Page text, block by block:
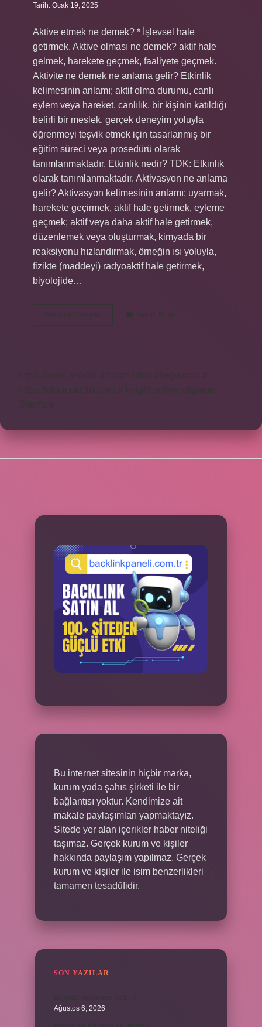
Tarih: Ocak 19, 2025
Aktive etmek ne demek? * İşlevsel hale
getirmek. Aktive olması ne demek? aktif hale
gelmek, harekete geçmek, faaliyete geçmek.
Aktivite ne demek ne anlama gelir? Etkinlik
kelimesinin anlamı; aktif olma durumu, canlı
eylem veya hareket, canlılık, bir kişinin katıldığı
belirli bir meslek, gerçek deneyim yoluyla
öğrenmeyi teşvik etmek için tasarlanmış bir
eğitim süreci veya prosedürü olarak
tanımlanmaktadır. Etkinlik nedir? TDK: Etkinlik
olarak tanımlanmaktadır. Aktivasyon ne anlama
gelir? Aktivasyon kelimesinin anlamı; uyarmak,
harekete geçirmek, aktif hale getirmek, eyleme
geçmek; aktif veya daha aktif hale getirmek,
düzenlemek veya oluşturmak, kimyada bir
reaksiyonu hızlandırmak, örneğin ısı yoluyla,
fizikte (maddeyi) radyoaktif hale getirmek,
biyolojide…
Devamını okuyun
Etmek
Yorum Bırak
https://www.seraforum.com
https://begu.com.tr
https://elifcicekcilik.com.tr
knight online
nttgame
Bu internet sitesinin hiçbir marka,
kurum yada şahıs şirketi ile bir
bağlantısı yoktur. Kendimize ait
makale paylaşımları yapmaktayız.
Sitede yer alan içerikler haber niteliği
taşımaz. Gerçek kurum ve kişiler
hakkında paylaşım yapılmaz. Gerçek
kurum ve kişiler ile isim benzerlikleri
tamamen tesadüfidir.
SON YAZILAR
Ağustos 6, 2026